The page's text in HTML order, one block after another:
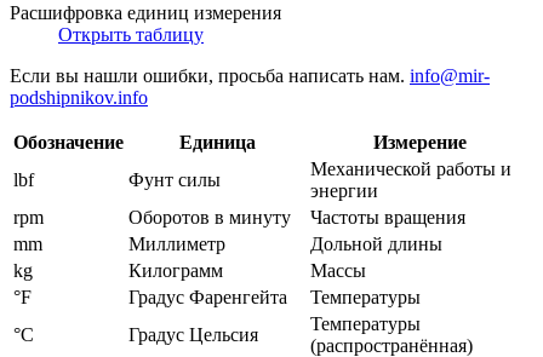
Расшифровка единиц измерения
Открыть таблицу
Если вы нашли ошибки, просьба написать нам. info@mir-
podshipnikov.info
Обозначение Единица
Измерение
lbf
Фунт силы
Механической работы и
энергии
rpm
Оборотов в минуту
Частоты вращения
mm
Миллиметр
Дольной длины
kg
Килограмм
Массы
°F
Градус Фаренгейта
Температуры
°C
Градус Цельсия
Температуры
(распространённая)